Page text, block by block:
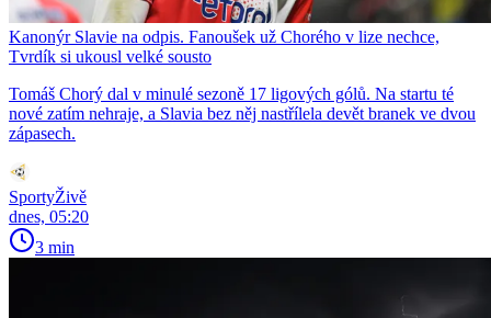
Kanonýr Slavie na odpis. Fanoušek už Chorého v lize nechce,
Tvrdík si ukousl velké sousto
Tomáš Chorý dal v minulé sezoně 17 ligových gólů. Na startu té
nové zatím nehraje, a Slavia bez něj nastřílela devět branek ve dvou
zápasech.
SportyŽivě
dnes, 05:20
3 min